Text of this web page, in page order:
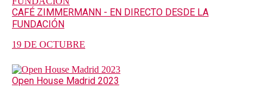
CAFÉ ZIMMERMANN - EN DIRECTO DESDE LA
FUNDACIÓN
19 DE OCTUBRE
Open House Madrid 2023